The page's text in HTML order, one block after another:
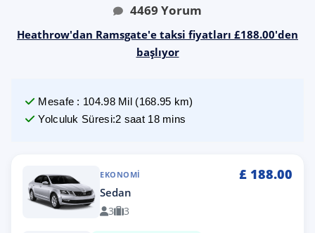
4469 Yorum
Heathrow'dan Ramsgate'e taksi fiyatları £188.00'den
başlıyor
Mesafe : 104.98 Mil (168.95 km)
Yolculuk Süresi:2 saat 18 mins
EKONOMI £ 188.00
Sedan
3 3